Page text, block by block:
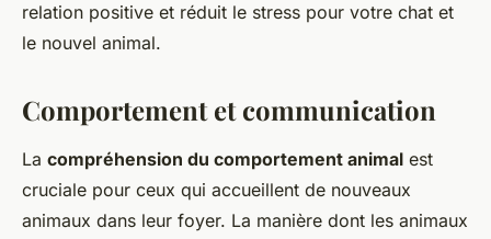
relation positive et réduit le stress pour votre chat et
le nouvel animal.
Comportement et communication
La compréhension du comportement animal est
cruciale pour ceux qui accueillent de nouveaux
animaux dans leur foyer. La manière dont les animaux